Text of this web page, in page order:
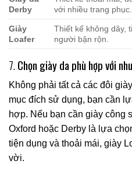
Derby
với nhiều trang phục.
Giày
Loafer
Thiết kế không dây,
người bận rộn.
7.Chọn giày da phù hợp với
Không phải tất cả các đôi
mục đích sử dụng, bạn cần
hợp. Nếu bạn cần giày công
Oxford hoặc Derby là lựa
tiện dụng và thoải mái, giày
vời.